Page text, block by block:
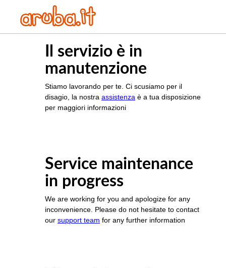
Il servizio è in
manutenzione
Stiamo lavorando per te. Ci scusiamo per il
disagio, la nostra assistenza è a tua disposizione
per maggiori informazioni
Service maintenance
in progress
We are working for you and apologize for any
inconvenience. Please do not hesitate to contact
our support team for any further information